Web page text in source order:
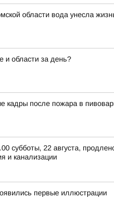
области вода унесла
и области за день?
кадры после пожара в
субботы, 22 августа,
и канализации
первые иллюстрации